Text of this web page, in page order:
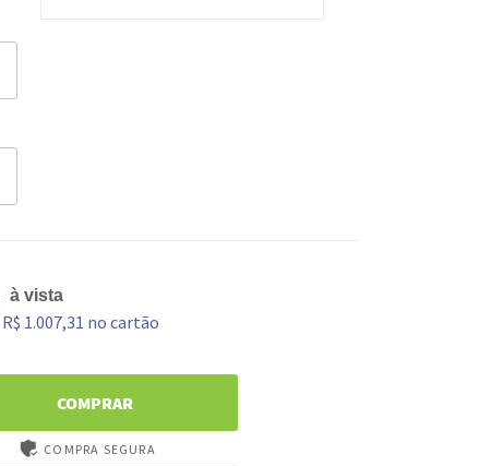
à vista
R$ 1.007,31 no cartão
COMPRA SEGURA
COMPRAR